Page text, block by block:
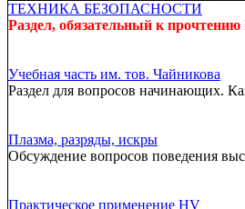
ТЕХНИКА БЕЗОПАСНОСТИ
Раздел, обязательный к прочтению
Учебная часть им. тов. Чайникова
Раздел для вопросов начинающих.
Плазма, разряды, искры
Обсуждение вопросов поведения
Практическое применение HV